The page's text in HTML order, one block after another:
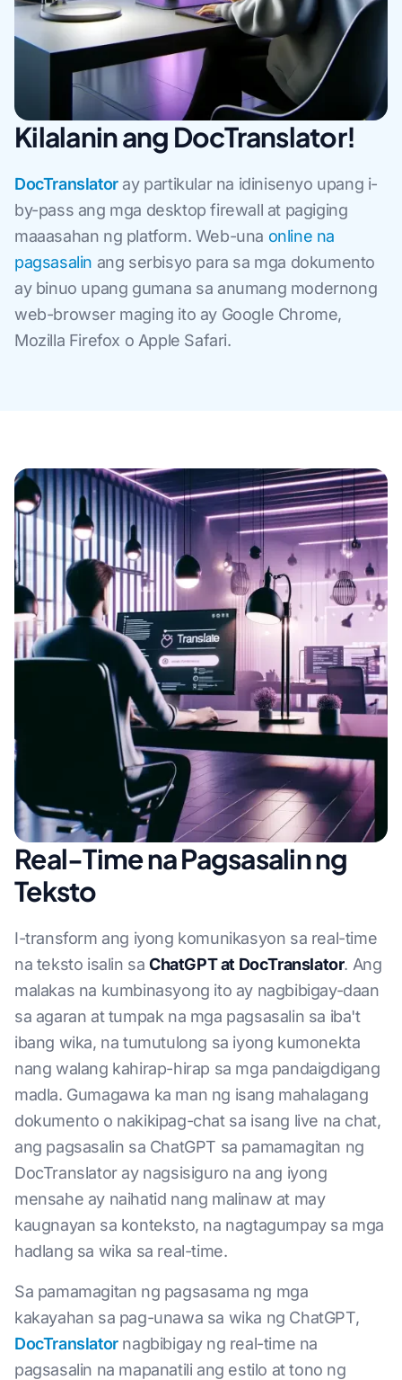
Kilalanin ang DocTranslator!
DocTranslatoray partikular na idinisenyo upang i-
by-pass ang mga desktop firewall at pagiging
maaasahan ng platform. Web-una online na
pagsasalin ang serbisyo para sa mga dokumento
ay binuo upang gumana sa anumang modernong
web-browser maging ito ay Google Chrome,
Mozilla Firefox o Apple Safari.
Real-Time na Pagsasalin ng
Teksto
I-transform ang iyong komunikasyon sa real-time
na teksto isalin sa ChatGPT at DocTranslator. Ang
malakas na kumbinasyong ito ay nagbibigay-daan
sa agaran at tumpak na mga pagsasalin sa iba't
ibang wika, na tumutulong sa iyong kumonekta
nang walang kahirap-hirap sa mga pandaigdigang
madla. Gumagawa ka man ng isang mahalagang
dokumento o nakikipag-chat sa isang live na chat,
ang pagsasalin sa ChatGPT sa pamamagitan ng
DocTranslator ay nagsisiguro na ang iyong
mensahe ay naihatid nang malinaw at may
kaugnayan sa konteksto, na nagtagumpay sa mga
hadlang sa wika sa real-time.
Sa pamamagitan ng pagsasama ng mga
kakayahan sa pag-unawa sa wika ng ChatGPT,
DocTranslatornagbibigay ng real-time na
pagsasalin na mapanatili ang estilo at tono ng